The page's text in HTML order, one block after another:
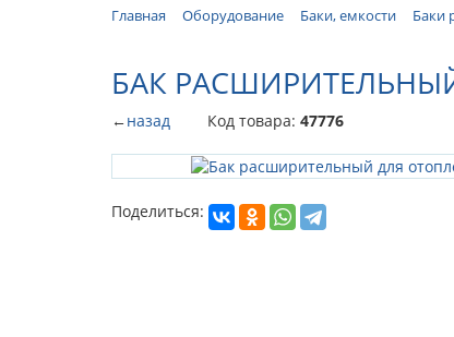
Главная Оборудование Баки, емкости Баки
БАК РАСШИРИТЕЛЬНЫЙ
←назад Код товара: 47776
Поделиться: